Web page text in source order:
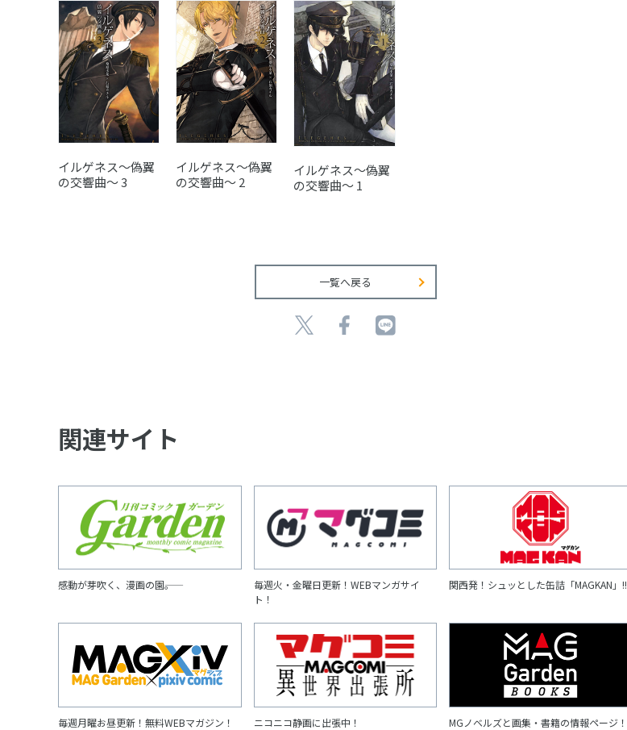
イルゲネス～偽翼
の交響曲～ 3
イルゲネス～偽翼
の交響曲～ 2
イルゲネス～偽翼
の交響曲～ 1
一覧へ戻る
関連サイト
感動が芽吹く、漫画の園――。
毎週火・金曜日更新！WEBマンガサイ
ト！
関西発！シュッとした缶詰「MAGKAN」!!
毎週月曜お昼更新！無料WEBマガジン！ ニコニコ静画に出張中！ MGノベルズと画集・書籍の情報ページ！